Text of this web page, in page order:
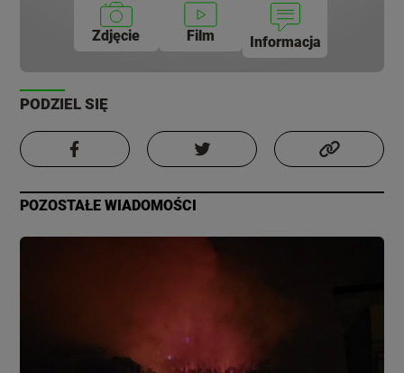
Zdjęcie Film Informacja
PODZIEL SIĘ
POZOSTAŁE WIADOMOŚCI